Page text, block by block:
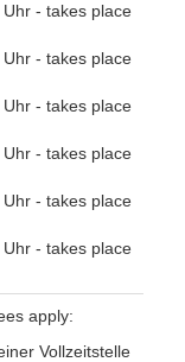
Uhr - takes place
Uhr - takes place
Uhr - takes place
Uhr - takes place
Uhr - takes place
Uhr - takes place
apply:
Vollzeitstelle